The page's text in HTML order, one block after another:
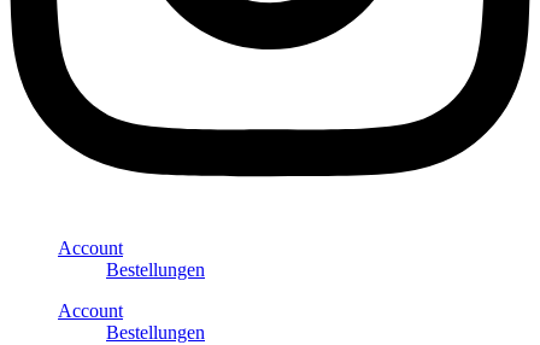
Account
Bestellungen
Account
Bestellungen